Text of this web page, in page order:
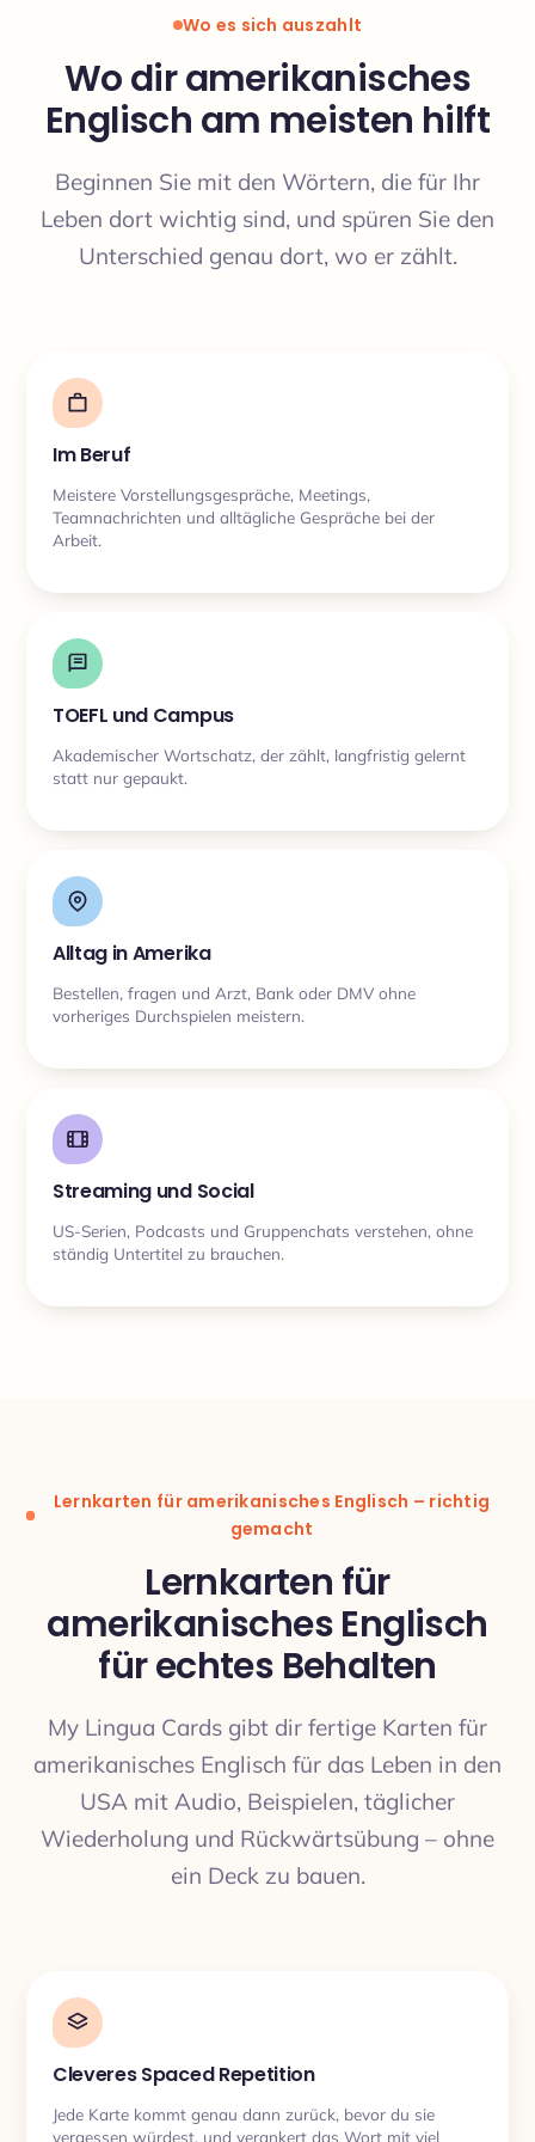
Wo es sich auszahlt
Wo dir amerikanisches
Englisch am meisten hilft
Beginnen Sie mit den Wörtern, die für Ihr
Leben dort wichtig sind, und spüren Sie den
Unterschied genau dort, wo er zählt.
Im Beruf
Meistere Vorstellungsgespräche, Meetings,
Teamnachrichten und alltägliche Gespräche bei der
Arbeit.
TOEFL und Campus
Akademischer Wortschatz, der zählt, langfristig gelernt
statt nur gepaukt.
Alltag in Amerika
Bestellen, fragen und Arzt, Bank oder DMV ohne
vorheriges Durchspielen meistern.
Streaming und Social
US-Serien, Podcasts und Gruppenchats verstehen, ohne
ständig Untertitel zu brauchen.
Lernkarten für amerikanisches Englisch – richtig
gemacht
Lernkarten für
amerikanisches Englisch
für echtes Behalten
My Lingua Cards gibt dir fertige Karten für
amerikanisches Englisch für das Leben in den
USA mit Audio, Beispielen, täglicher
Wiederholung und Rückwärtsübung – ohne
ein Deck zu bauen.
Cleveres Spaced Repetition
Jede Karte kommt genau dann zurück, bevor du sie
vergessen würdest, und verankert das Wort mit viel